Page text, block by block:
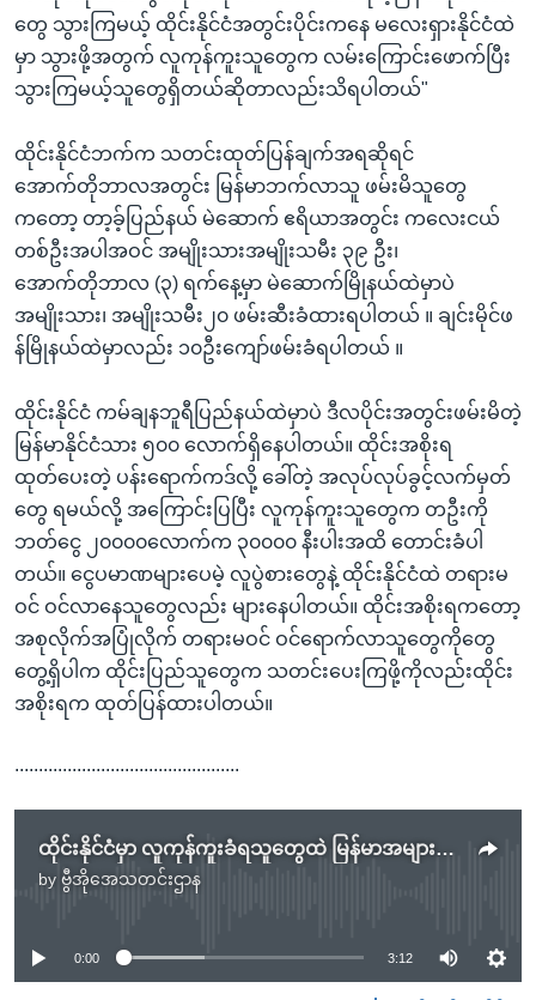
တွေ သွားကြမယ့် ထိုင်းနိုင်ငံအတွင်းပိုင်းကနေ မလေးရှားနိုင်ငံထဲ
မှာ သွားဖို့အတွက် လူကုန်ကူးသူတွေက လမ်းကြောင်းဖောက်ပြီး
သွားကြမယ့်သူတွေရှိတယ်ဆိုတာလည်းသိရပါတယ်"
ထိုင်းနိုင်ငံဘက်က သတင်းထုတ်ပြန်ချက်အရဆိုရင်
အောက်တိုဘာလအတွင်း မြန်မာဘက်လာသူ ဖမ်းမိသူတွေ
ကတော့ တာ့ခ့်ပြည်နယ် မဲဆောက် ဧရိယာအတွင်း ကလေးငယ်
တစ်ဦးအပါအဝင် အမျိုးသားအမျိုးသမီး ၃၉ ဦး၊
အောက်တိုဘာလ (၃) ရက်နေ့မှာ မဲဆောက်မြိုနယ်ထဲမှာပဲ
အမျိုးသား၊ အမျိုးသမီး၂၀ ဖမ်းဆီးခံထားရပါတယ် ။ ချင်းမိုင်ဖ
န်မြိုနယ်ထဲမှာလည်း ၁၀ဦးကျော်ဖမ်းခံရပါတယ် ။
ထိုင်းနိုင်ငံ ကမ်ချနဘူရီပြည်နယ်ထဲမှာပဲ ဒီလပိုင်းအတွင်းဖမ်းမိတဲ့
မြန်မာနိုင်ငံသား ၅၀၀ လောက်ရှိနေပါတယ်။ ထိုင်းအစိုးရ
ထုတ်ပေးတဲ့ ပန်းရောက်ကဒ်လို့ ခေါ်တဲ့ အလုပ်လုပ်ခွင့်လက်မှတ်
တွေ ရမယ်လို့ အကြောင်းပြပြီး လူကုန်ကူးသူတွေက တဦးကို
ဘတ်ငွေ ၂၀၀၀၀လောက်က ၃၀၀၀၀ နီးပါးအထိ တောင်းခံပါ
တယ်။ ငွေပမာဏများပေမဲ့ လူပွဲစားတွေနဲ့ ထိုင်းနိုင်ငံထဲ တရားမ
ဝင် ဝင်လာနေသူတွေလည်း များနေပါတယ်။ ထိုင်းအစိုးရကတော့
အစုလိုက်အပြုံလိုက် တရားမဝင် ဝင်ရောက်လာသူတွေကိုတွေ
တွေ့ရှိပါက ထိုင်းပြည်သူတွေက သတင်းပေးကြဖို့ကိုလည်းထိုင်း
အစိုးရက ထုတ်ပြန်ထားပါတယ်။
...............................................
ထိုင်းနိုင်ငံမှာ လူကုန်ကူးခံရသူတွေထဲ မြန်မာအများအပြားပါဝင်
by ဗွီအိုအေသတင်းဌာန
No media source currently available
0:00 3:12